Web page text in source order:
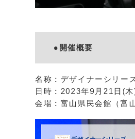
●開催概要
名称：デザイナーシリー
日時：2023年9月21日(
会場：富山県民会館（富